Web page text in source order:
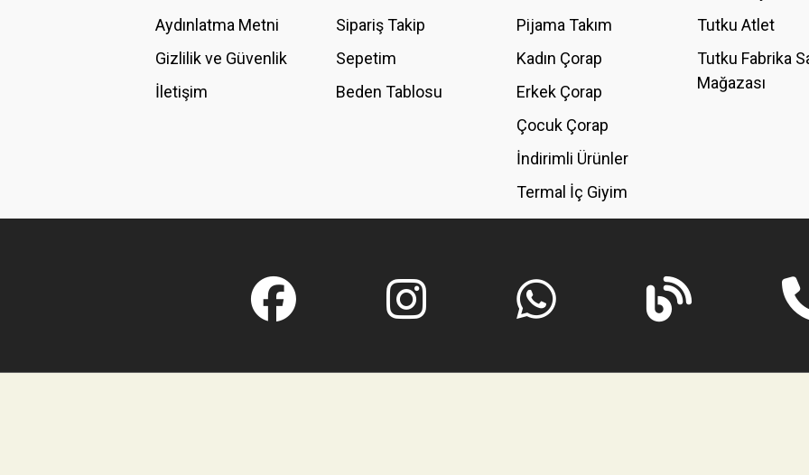
Aydınlatma Metni
Gizlilik ve Güvenlik
İletişim
Sipariş Takip
Sepetim
Beden Tablosu
Pijama Takım
Kadın Çorap
Erkek Çorap
Çocuk Çorap
İndirimli Ürünler
Termal İç Giyim
Tutku Atlet
Tutku Fabrika
Mağazası